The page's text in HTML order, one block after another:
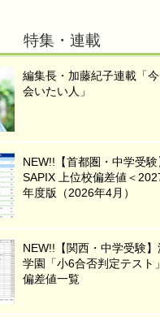
特集・連載
編集長・加藤紀子連載「今
会いたい人」
NEW!!【首都圏・中学受験
SAPIX 上位校偏差値＜
年度版（2026年4月）
NEW!!【関西・中学受験】
学園「小6合否判定テスト」
偏差値一覧